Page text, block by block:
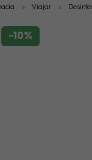
Viajar
-10%